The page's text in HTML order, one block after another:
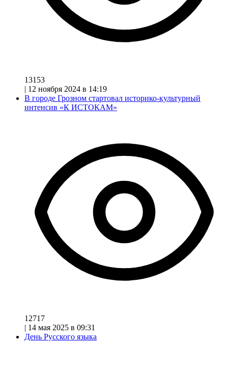
13153
| 12 ноября 2024 в 14:19
В городе Грозном стартовал историко-культурный
интенсив «К ИСТОКАМ»
12717
| 14 мая 2025 в 09:31
День Русского языка